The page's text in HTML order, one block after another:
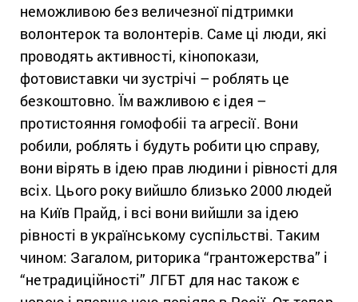
неможливою без величезної підтримки
волонтерок та волонтерів. Саме ці люди, які
проводять активності, кінопокази,
фотовиставки чи зустрічі – роблять це
безкоштовно. Їм важливою є ідея –
протистояння гомофобіі та агресії. Вони
робили, роблять і будуть робити цю справу,
вони вірять в ідею прав людини і рівності для
всіх. Цього року вийшло близько 2000 людей
на Київ Прайд, і всі вони вийшли за ідею
рівності в українському суспільстві. Таким
чином: Загалом, риторика “грантожерства” і
“нетрадиційності” ЛГБТ для нас також є